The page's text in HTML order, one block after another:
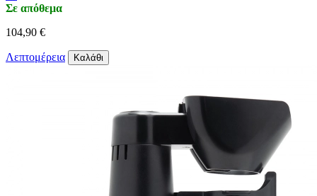
Σε απόθεμα
104,90 €
Λεπτομέρεια Καλάθι